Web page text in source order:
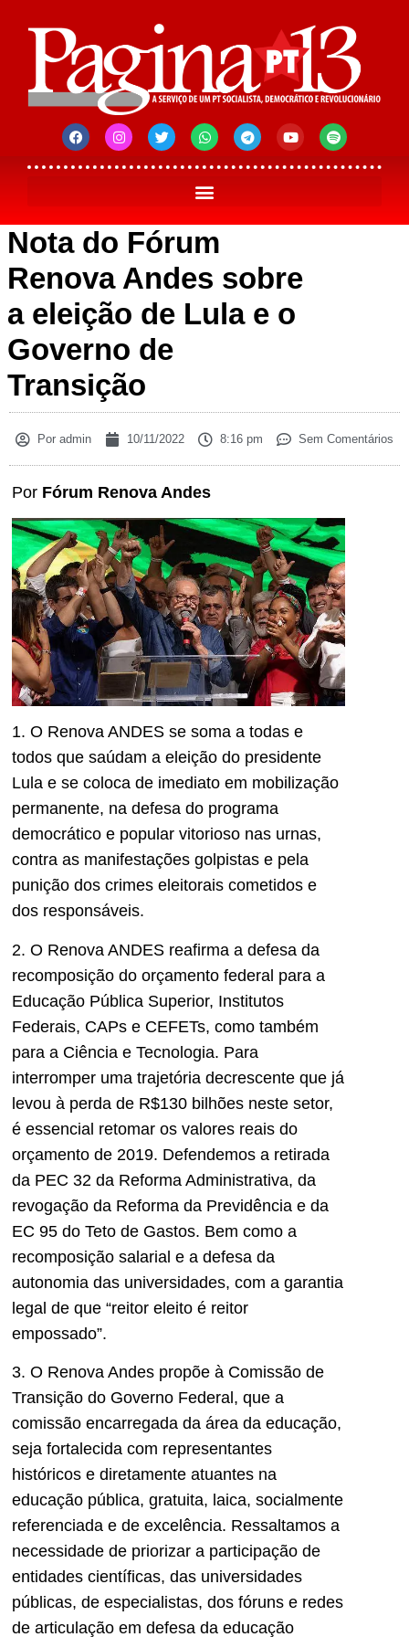
Nota do Fórum
Renova Andes sobre
a eleição de Lula e o
Governo de
Transição
Por admin 10/11/2022 8:16 pm Sem Comentários
Por Fórum Renova Andes
1. O Renova ANDES se soma a todas e
todos que saúdam a eleição do presidente
Lula e se coloca de imediato em mobilização
permanente, na defesa do programa
democrático e popular vitorioso nas urnas,
contra as manifestações golpistas e pela
punição dos crimes eleitorais cometidos e
dos responsáveis.
2. O Renova ANDES reafirma a defesa da
recomposição do orçamento federal para a
Educação Pública Superior, Institutos
Federais, CAPs e CEFETs, como também
para a Ciência e Tecnologia. Para
interromper uma trajetória decrescente que já
levou à perda de R$130 bilhões neste setor,
é essencial retomar os valores reais do
orçamento de 2019. Defendemos a retirada
da PEC 32 da Reforma Administrativa, da
revogação da Reforma da Previdência e da
EC 95 do Teto de Gastos. Bem como a
recomposição salarial e a defesa da
autonomia das universidades, com a garantia
legal de que “reitor eleito é reitor
empossado”.
3. O Renova Andes propõe à Comissão de
Transição do Governo Federal, que a
comissão encarregada da área da educação,
seja fortalecida com representantes
históricos e diretamente atuantes na
educação pública, gratuita, laica, socialmente
referenciada e de excelência. Ressaltamos a
necessidade de priorizar a participação de
entidades científicas, das universidades
públicas, de especialistas, dos fóruns e redes
de articulação em defesa da educação